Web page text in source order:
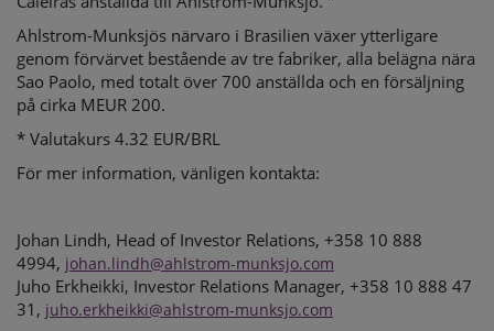
Ahlstrom-Munksjös närvaro i Brasilien växer ytterligare
genom förvärvet bestående av tre fabriker, alla belägna nära
Sao Paolo, med totalt över 700 anställda och en försäljning
på cirka MEUR 200.
* Valutakurs 4.32 EUR/BRL
För mer information, vänligen kontakta:
Johan Lindh, Head of Investor Relations, +358 10 888
4994, johan.lindh@ahlstrom-munksjo.com
Juho Erkheikki, Investor Relations Manager, +358 10 888 47
31, juho.erkheikki@ahlstrom-munksjo.com